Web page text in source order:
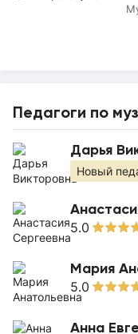
Педагоги по
Дарья
Новый
5.0
Мария
5.0
Анна